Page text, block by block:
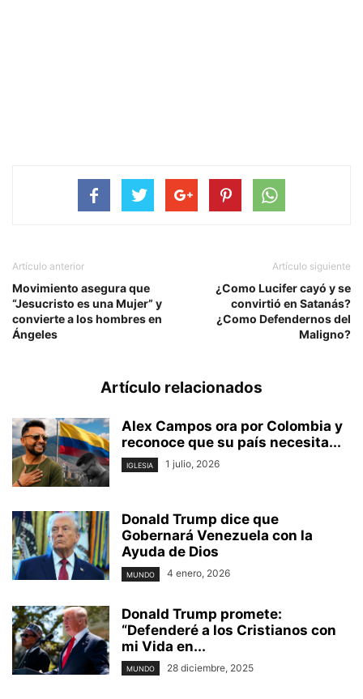
Artículo anterior
Movimiento asegura que
“Jesucristo es una Mujer” y
convierte a los hombres en
Ángeles
Artículo siguiente
¿Como Lucifer cayó y se
convirtió en Satanás?
¿Como Defendernos del
Maligno?
Artículo relacionados
Alex Campos ora por Colombia y
reconoce que su país necesita...
IGLESIA 1 julio, 2026
Donald Trump dice que
Gobernará Venezuela con la
Ayuda de Dios
MUNDO 4 enero, 2026
Donald Trump promete:
“Defenderé a los Cristianos con
mi Vida en...
MUNDO 28 diciembre, 2025